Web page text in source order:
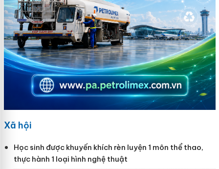
Xã hội
Học sinh được khuyến khích rèn luyện 1 môn thể thao,
thực hành 1 loại hình nghệ thuật